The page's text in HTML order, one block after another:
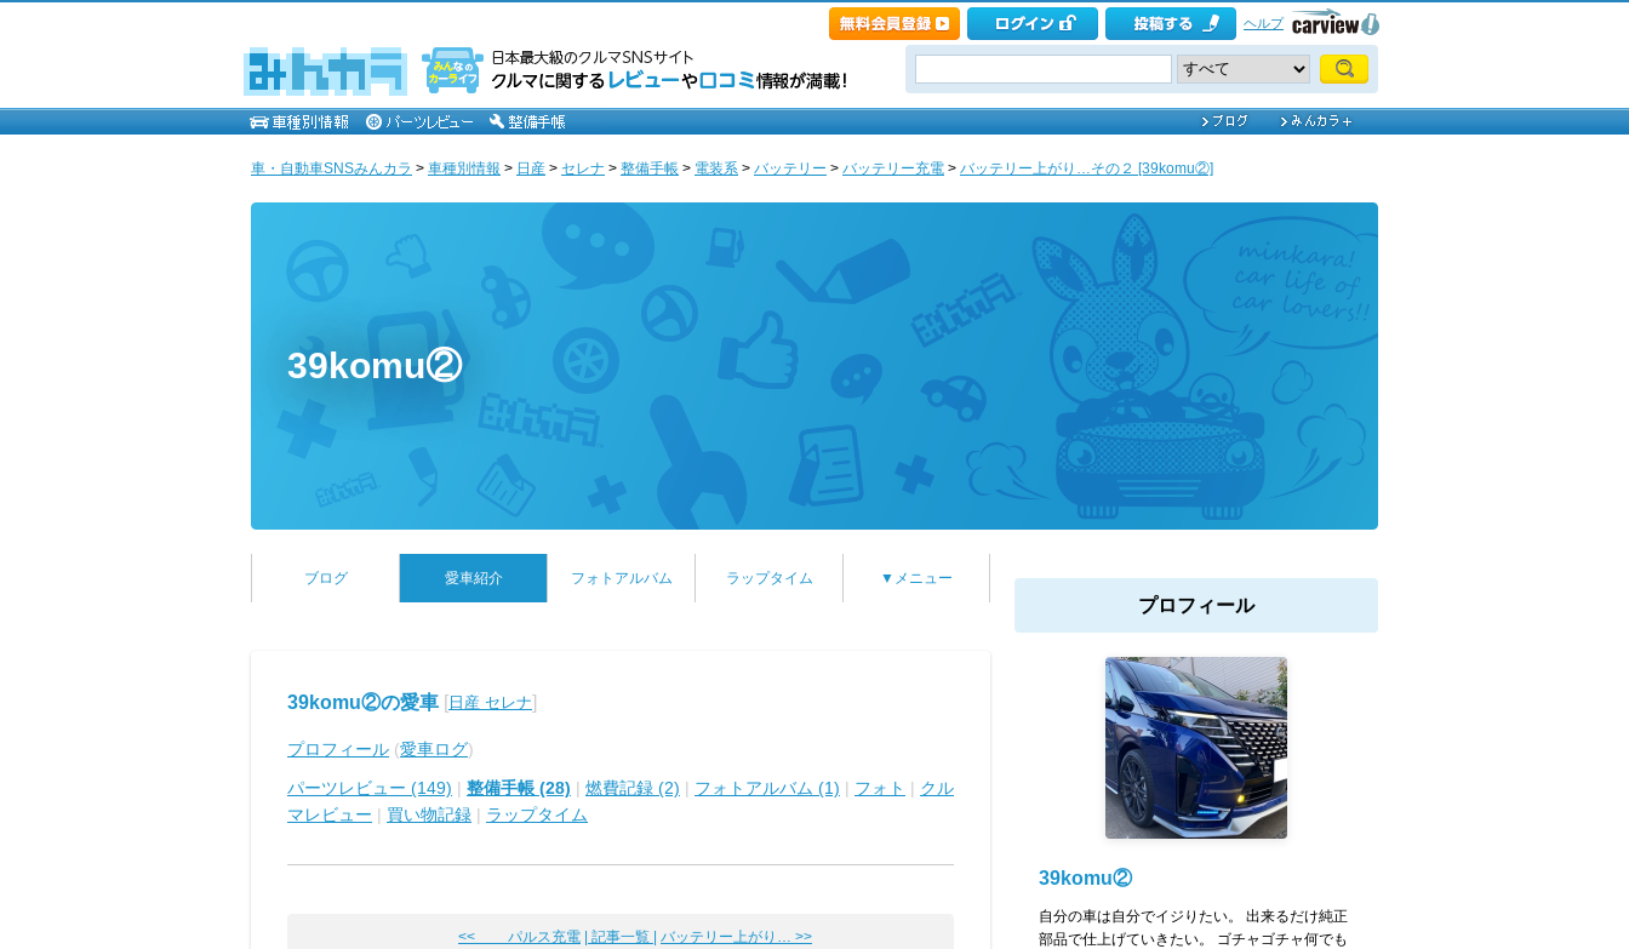
ヘルプ
車・自動車SNSみんカラ > 車種別情報 > 日産 > セレナ > 整備手帳 > 電装系 > バッテリー > バッテリー充電 > バッテリー上がり…その２ [39komu②]
39komu②
ブログ 愛車紹介 フォトアルバム ラップタイム ▼メニュー
39komu②の愛車 [ 日産 セレナ]
プロフィール (愛車ログ)
パーツレビュー (149) | 整備手帳 (28) | 燃費記録 (2) | フォトアルバム (1) | フォト | クル
マレビュー | 買い物記録 | ラップタイム
<< パルス充電 | 記事一覧 | バッテリー上がり… >>
プロフィール
39komu②
自分の車は自分でイジりたい。 出来るだけ純正
部品で仕上げていきたい。 ゴチャゴチャ何でも